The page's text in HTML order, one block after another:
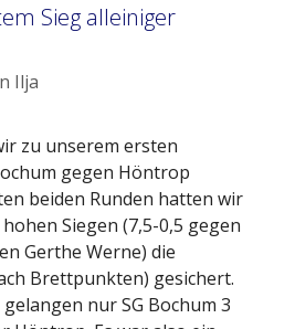
Sieg alleiniger
Ilja
zu unserem ersten
gegen Höntrop
beiden Runden hatten wir
Siegen (7,5-0,5 gegen
Gerthe Werne) die
Brettpunkten) gesichert.
nur SG Bochum 3